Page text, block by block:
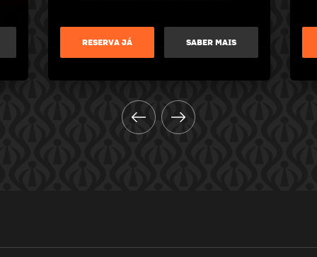
RESERVA JÁ SABER MAIS